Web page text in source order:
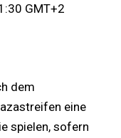
GMT+2
dem
eine
spielen, sofern